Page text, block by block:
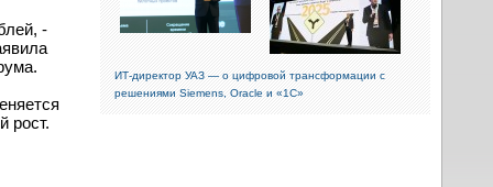
-
рост.
ИТ-директор УАЗ — о цифровой трансформации с
решениями Siemens, Oracle и «1С»